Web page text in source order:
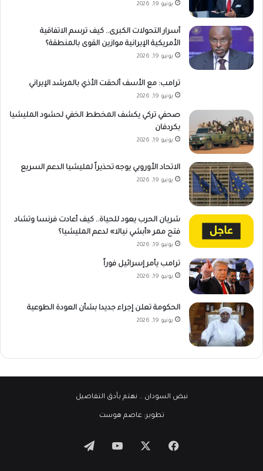
يونيو 19, 2026
أسرار التحولات الكبرى.. كيف ترسم الاتفاقية
الأمريكية الإيرانية موازين القوى بالمنطقة؟
يونيو 19, 2026
ترامب: مع الأسف ألحقت الأذي بالمرشد الإيراني
يونيو 19, 2026
صحفي تركي يكشف المخطط الخفي لحشود المليشيا
بكردفان
يونيو 19, 2026
الاتحاد الأوروبي يوجه تحذيراً لمليشيا الدعم السريع
يونيو 19, 2026
شريان الحرب يعود للحياة.. كيف أعادت فرنسا وتشاد
فتح ممر «أبشي نيالا» لدعم المليشيا؟
يونيو 19, 2026
ترامب يأمر إسرائيل فوراً
يونيو 19, 2026
الحكومة تعلن إجراء جديدا بشأن العودة الطوعية
يونيو 19, 2026
نبض السودان .. نهتم بأدق التفاصيل
تطوير:عاصم هوست
فيسبوك ‫YouTubeتيلقرام